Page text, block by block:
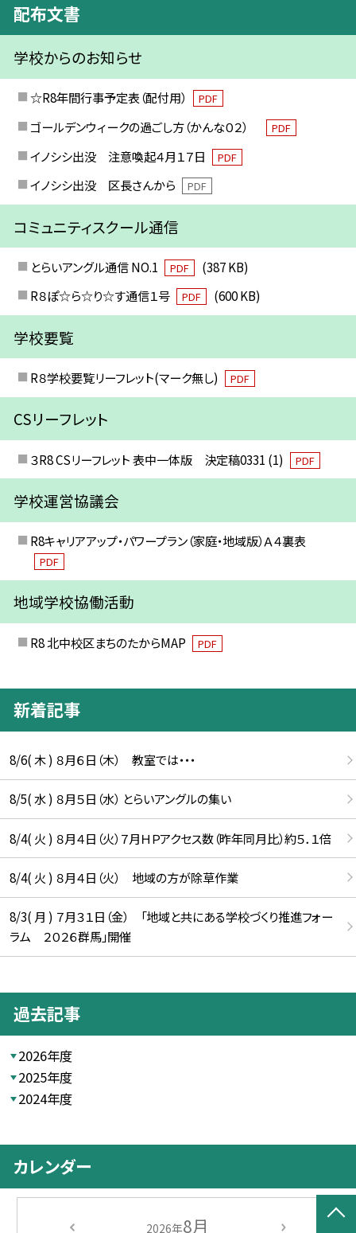
配布文書
学校からのお知らせ
☆R8年間行事予定表（配付用） PDF
ゴールデンウィークの過ごし方（かんな０２） PDF
イノシシ出没 注意喚起４月１７日 PDF
イノシシ出没 区長さんから PDF
コミュニティスクール通信
とらいアングル通信 NO.1 PDF
(387 KB)
R８ぽ☆ら☆り☆す通信１号
PDF (600 KB)
学校要覧
R８学校要覧リーフレット(マーク無し) PDF
CSリーフレット
３R8 CSリーフレット 表中一体版 決定稿0331 (1) PDF
学校運営協議会
R8キャリアアップ・パワープラン（家庭・地域版）Ａ４裏表
PDF
地域学校協働活動
R8 北中校区まちのたからMAP PDF
新着記事
8/6( 木 ) ８月６日（木） 教室では・・・
8/5( 水 ) ８月５日（水） とらいアングルの集い
8/4( 火 ) ８月４日（火）７月ＨＰアクセス数（昨年同月比）約５．１倍
8/4( 火 ) ８月４日（火） 地域の方が除草作業
8/3( 月 ) ７月３１日（金） 「地域と共にある学校づくり推進フォー
ラム ２０２６群馬」開催
過去記事
2026年度
2025年度
2024年度
カレンダー
2026年8月